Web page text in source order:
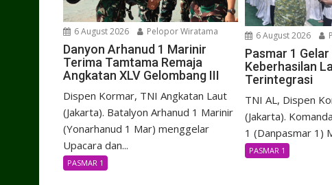
6 August 2026 Pelopor Wiratama
Danyon Arhanud 1 Marinir
Terima Tamtama Remaja
Angkatan XLV Gelombang III
Dispen Kormar, TNI Angkatan Laut
(Jakarta). Batalyon Arhanud 1 Marinir
(Yonarhanud 1 Mar) menggelar
Upacara dan...
PASMAR 1
6 August 2026
Pasmar 1
Keberhasilan
Terintegrasi
TNI AL, Dispen
(Jakarta).
1 (Danpasmar 1)
PASMAR 1